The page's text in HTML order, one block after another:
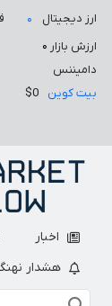
ارز دیجیتال ۰
ارزش بازار ۰
دامیننس
بیت کوین
$0
اخبار
هشدار